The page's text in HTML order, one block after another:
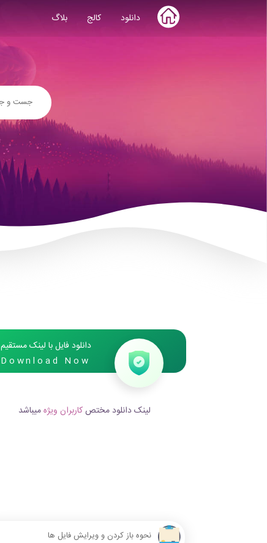
Skip
to
content
دانلود کالج بلاگ
دانلود فایل با لینک مستقیم
Download Now
لینک دانلود مختصکاربران ویژهمیباشد
نحوه باز کردن و ویرایش فایل ها